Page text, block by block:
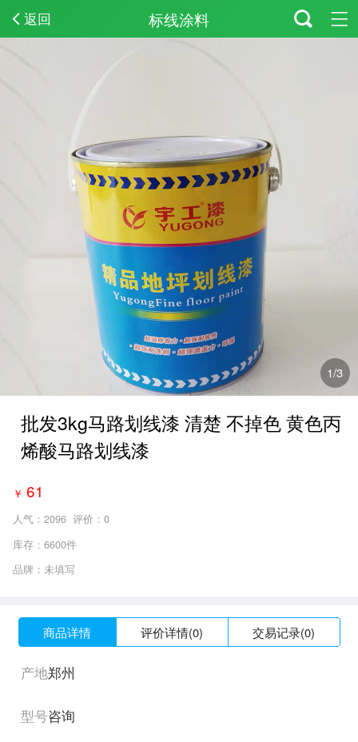
返回 标线涂料
2/3
批发3kg马路划线漆 清楚 不掉色 黄色丙
烯酸马路划线漆
￥ 61
人气： 2096评价：0
库存：6600件
品牌：未填写
商品详情 评价详情(0) 交易记录(0)
产地郑州
型号咨询